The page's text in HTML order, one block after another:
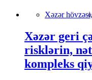
Xəzər hövzəsi,
Xəzər geri
risklərin,
kompleks